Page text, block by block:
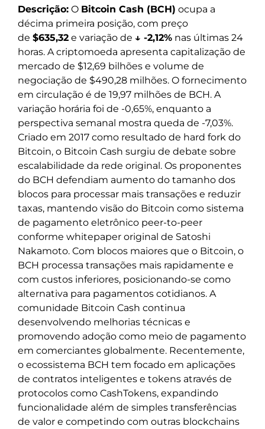
Descrição: O Bitcoin Cash (BCH) ocupa a
décima primeira posição, com preço
de $635,32 e variação de ↓ -2,12% nas últimas 24
horas. A criptomoeda apresenta capitalização de
mercado de $12,69 bilhões e volume de
negociação de $490,28 milhões. O fornecimento
em circulação é de 19,97 milhões de BCH. A
variação horária foi de -0,65%, enquanto a
perspectiva semanal mostra queda de -7,03%.
Criado em 2017 como resultado de hard fork do
Bitcoin, o Bitcoin Cash surgiu de debate sobre
escalabilidade da rede original. Os proponentes
do BCH defendiam aumento do tamanho dos
blocos para processar mais transações e reduzir
taxas, mantendo visão do Bitcoin como sistema
de pagamento eletrônico peer-to-peer
conforme whitepaper original de Satoshi
Nakamoto. Com blocos maiores que o Bitcoin, o
BCH processa transações mais rapidamente e
com custos inferiores, posicionando-se como
alternativa para pagamentos cotidianos. A
comunidade Bitcoin Cash continua
desenvolvendo melhorias técnicas e
promovendo adoção como meio de pagamento
em comerciantes globalmente. Recentemente,
o ecossistema BCH tem focado em aplicações
de contratos inteligentes e tokens através de
protocolos como CashTokens, expandindo
funcionalidade além de simples transferências
de valor e competindo com outras blockchains